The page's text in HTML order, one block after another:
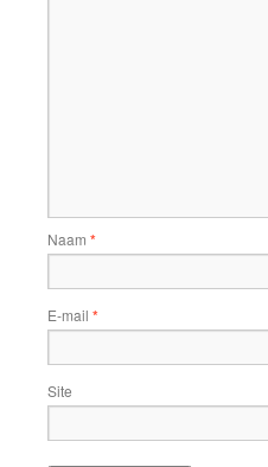
Naam *
E-mail *
Site